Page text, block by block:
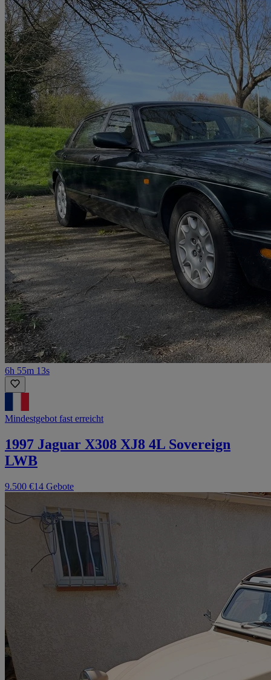
6h 55m 13s
Mindestgebot fast erreicht
1997 Jaguar X308 XJ8 4L Sovereign
LWB
9.500 €14 Gebote